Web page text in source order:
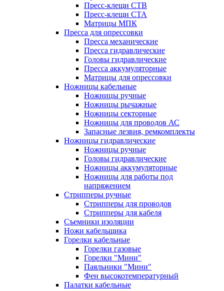
Пресс-клещи CTB
Пресс-клещи CTA
Матрицы МПК
Пресса для опрессовки
Пресса механические
Пресса гидравлические
Головы гидравлические
Пресса аккумуляторные
Матрицы для опрессовки
Ножницы кабельные
Ножницы ручные
Ножницы рычажные
Ножницы секторные
Ножницы для проводов АС
Запасные лезвия, ремкомплекты
Ножницы гидравлические
Ножницы ручные
Головы гидравлические
Ножницы аккумуляторные
Ножницы для работы под
напряжением
Стрипперы ручные
Стрипперы для проводов
Стрипперы для кабеля
Съемники изоляции
Ножи кабельщика
Горелки кабельные
Горелки газовые
Горелки "Мини"
Паяльники "Мини"
Фен высокотемпературный
Палатки кабельные